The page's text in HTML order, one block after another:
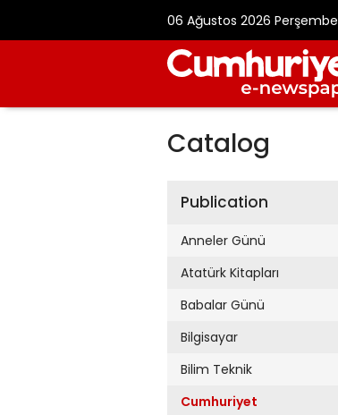
06 Ağustos 2026 Perşembe
Catalog
Publication
Anneler Günü
Atatürk Kitapları
Babalar Günü
Bilgisayar
Bilim Teknik
Cumhuriyet